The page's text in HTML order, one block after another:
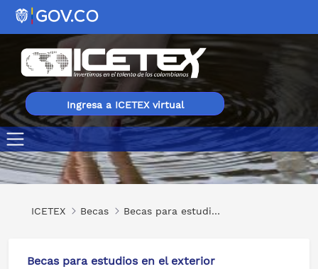
Ingresa a ICETEX virtual
Executive Certificate in Smart Clean Water Management
ICETEX Becas Becas para estudios en el exterior
Becas para estudios en el exterior